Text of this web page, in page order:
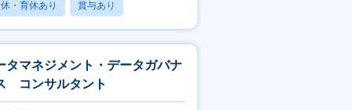
・育休あり 賞与あり
ックス
タマネジメント・データガバナ
コンサルタント